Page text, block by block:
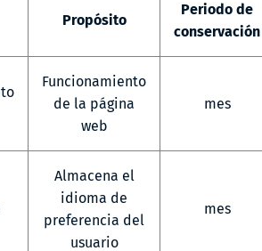
Propósito
Periodo de
conservación
Funcionamiento
de la página
web
mes
Almacena el
idioma de
preferencia del
usuario
mes